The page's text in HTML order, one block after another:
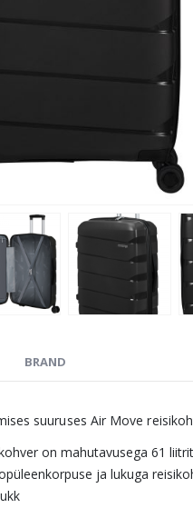
BRAND
suuruses Air Move
on mahutavusega 61 liitrit
ja lukuga